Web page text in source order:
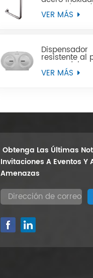
para
VER MÁS
Dispensador
resistente al
mayor del
higiénico del
VER MÁS
Obtenga Las Últimas
Invitaciones A Eventos Y
Amenazas